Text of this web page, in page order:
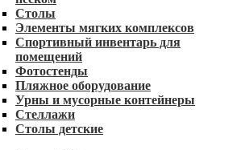
Столы
Элементы мягких комплексов
Спортивный инвентарь для
помещений
Фотостенды
Пляжное оборудование
Урны и мусорные контейнеры
Стеллажи
Столы детские